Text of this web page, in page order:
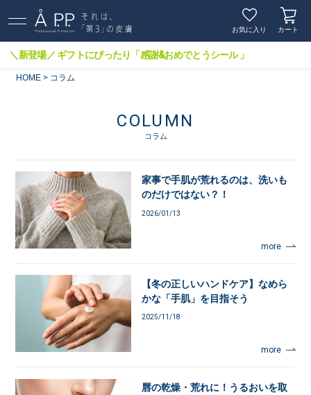
お気に入り カート
＼新登場／ ギフトにぴったり「感謝&おめでとうシール 」
HOME コラム
COLUMN
コラム
家事で手肌が荒れるのは、洗いも
のだけではない？！
2026/01/13
more
【冬の正しいハンドケア】なめら
かな「手肌」を目指そう
2025/11/18
more
唇の乾燥・荒れに！うるおいを取